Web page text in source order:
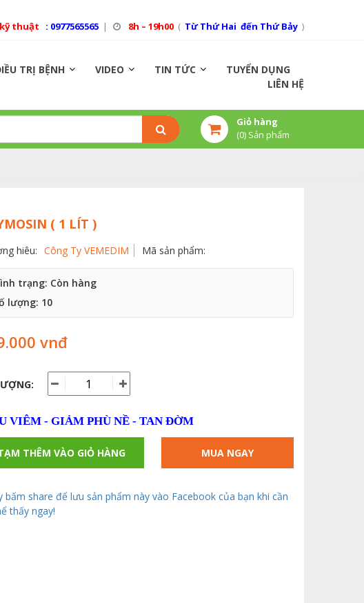
thuật
: 0977565565 | 8h – 19h00 ( Từ Thứ Hai đến Thứ Bảy )
TRỊ BỆNH VIDEO TIN TỨC
TUYỂN DỤNG
LIÊN HỆ
Giỏ hàng
(0) Sản phẩm
( 1 LÍT )
hiêu: Công Ty VEMEDIM Mã sản phẩm:
trạng: Còn hàng
lượng: 10
vnđ
VIÊM - GIẢM PHÙ NỀ - TAN ĐỜM
THÊM VÀO GIỎ HÀNG MUA NGAY
bấm share để lưu sản phẩm này vào Facebook của bạn khi cần
thấy ngay!